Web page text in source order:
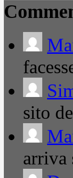
sito
arriva